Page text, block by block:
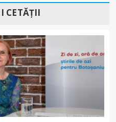
CETĂȚII